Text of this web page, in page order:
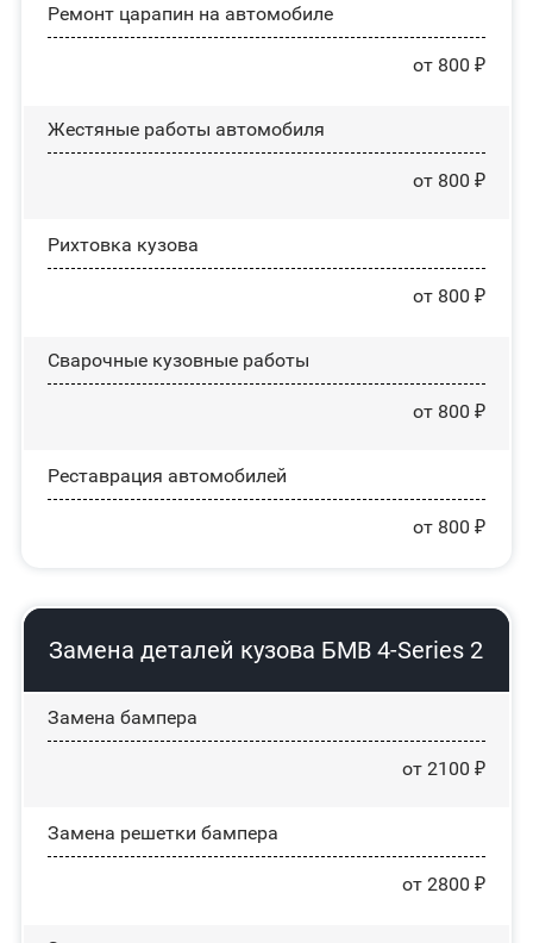
Ремонт царапин на автомобиле
от 800 ₽
Жестяные работы автомобиля
от 800 ₽
Рихтовка кузова
от 800 ₽
Сварочные кузовные работы
от 800 ₽
Реставрация автомобилей
от 800 ₽
Замена деталей кузова БМВ 4-Series 2
Замена бампера
от 2100 ₽
Замена решетки бампера
от 2800 ₽